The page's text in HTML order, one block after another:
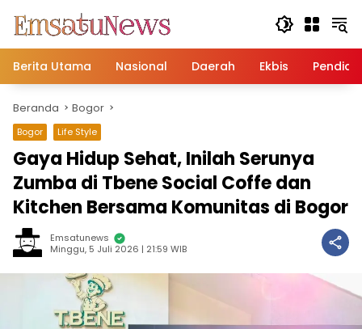
konten
Berita Utama
Nasional Daerah Ekbis
Beranda Bogor
Bogor Life Style
Gaya Hidup Sehat, Inilah Serunya
Zumba di Tbene Social Coffe dan
Kitchen Bersama Komunitas di Bogor
Emsatunews
Minggu, 5 Juli 2026 | 21:59 WIB